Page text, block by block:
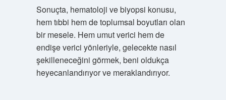
Sonuçta, hematoloji ve biyopsi konusu,
hem tıbbi hem de toplumsal boyutları olan
bir mesele. Hem umut verici hem de
endişe verici yönleriyle, gelecekte nasıl
şekilleneceğini görmek, beni oldukça
heyecanlandırıyor ve meraklandırıyor.